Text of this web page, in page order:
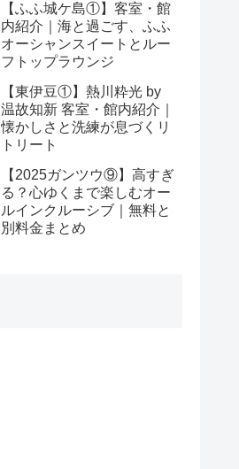
【ふふ城ケ島①】客室・館
内紹介｜海と過ごす、ふふ
オーシャンスイートとルー
フトップラウンジ
【東伊豆①】熱川粋光 by
温故知新 客室・館内紹介｜
懐かしさと洗練が息づくリ
トリート
【2025ガンツウ⑨】高すぎ
る？心ゆくまで楽しむオー
ルインクルーシブ｜無料と
別料金まとめ